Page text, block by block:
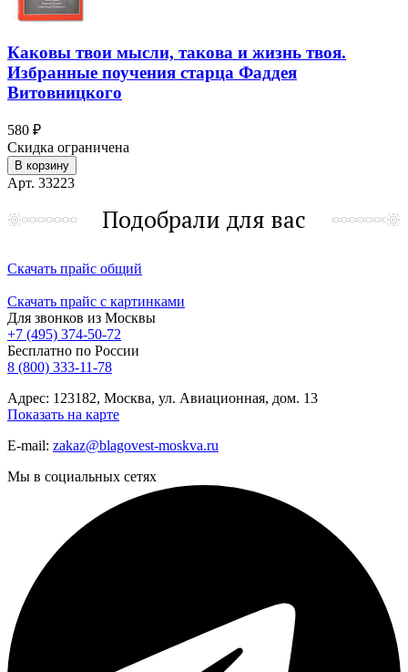
Каковы твои мысли, такова и жизнь твоя.
Избранные поучения старца Фаддея
Витовницкого
580 ₽
Скидка ограничена
В корзину
Арт. 33223
Подобрали для вас
Скачать прайс общий
Скачать прайс с картинками
Для звонков из Москвы
+7 (495) 374-50-72
Бесплатно по России
8 (800) 333-11-78
Адрес: 123182, Москва, ул. Авиационная, дом. 13
Показать на карте
E-mail: zakaz@blagovest-moskva.ru
Мы в социальных сетях